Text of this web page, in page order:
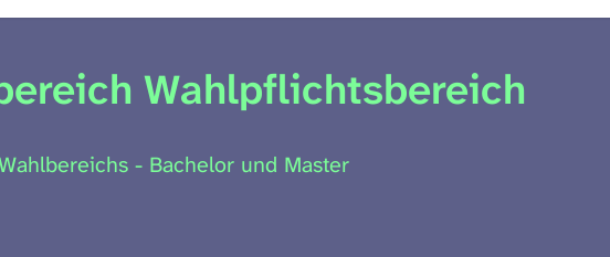
Wahlpflichtsbereich
- Bachelor und Master